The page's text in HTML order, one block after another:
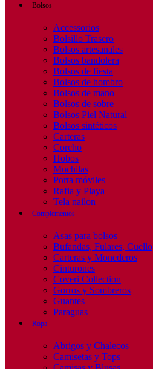
Bolsos
Accessorios
Bolsillo Trasero
Bolsos artesanales
Bolsos bandolera
Bolsos de fiesta
Bolsos de hombro
Bolsos de mano
Bolsos de sobre
Bolsos Piel Natural
Bolsos sintéticos
Carteras
Corcho
Hobos
Mochilas
Porta móviles
Rafia y Playa
Tela nailon
Complementos
Asas para bolsos
Bufandas, Fulares, Cuello
Carteras y Monederos
Cinturones
Coveri Collection
Gorros y Sombreros
Guantes
Paraguas
Ropa
Abrigos y Chalecos
Camisetas y Tops